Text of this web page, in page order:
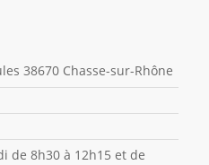
38670 Chasse-sur-Rhône
de 8h30 à 12h15 et de